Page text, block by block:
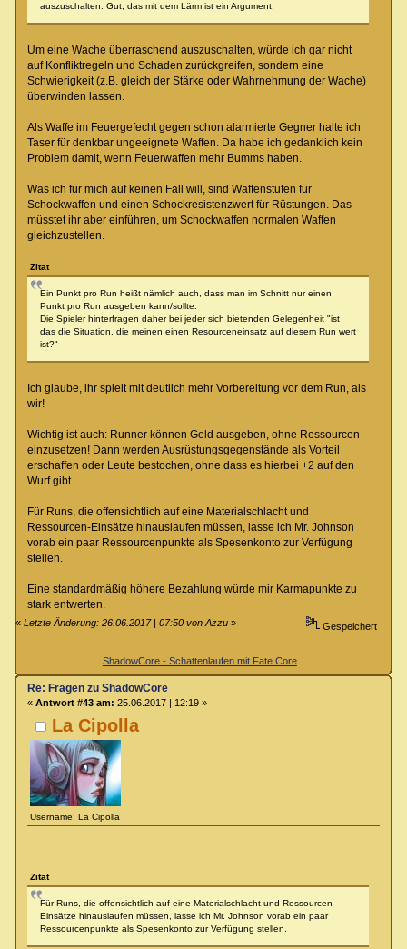
auszuschalten. Gut, das mit dem Lärm ist ein Argument.
Um eine Wache überraschend auszuschalten, würde ich gar nicht
auf Konfliktregeln und Schaden zurückgreifen, sondern eine
Schwierigkeit (z.B. gleich der Stärke oder Wahrnehmung der Wache)
überwinden lassen.
Als Waffe im Feuergefecht gegen schon alarmierte Gegner halte ich
Taser für denkbar ungeeignete Waffen. Da habe ich gedanklich kein
Problem damit, wenn Feuerwaffen mehr Bumms haben.
Was ich für mich auf keinen Fall will, sind Waffenstufen für
Schockwaffen und einen Schockresistenzwert für Rüstungen. Das
müsstet ihr aber einführen, um Schockwaffen normalen Waffen
gleichzustellen.
Zitat
Ein Punkt pro Run heißt nämlich auch, dass man im Schnitt nur einen
Punkt pro Run ausgeben kann/sollte.
Die Spieler hinterfragen daher bei jeder sich bietenden Gelegenheit "ist
das die Situation, die meinen einen Resourceneinsatz auf diesem Run wert
ist?"
Ich glaube, ihr spielt mit deutlich mehr Vorbereitung vor dem Run, als
wir!
Wichtig ist auch: Runner können Geld ausgeben, ohne Ressourcen
einzusetzen! Dann werden Ausrüstungsgegenstände als Vorteil
erschaffen oder Leute bestochen, ohne dass es hierbei +2 auf den
Wurf gibt.
Für Runs, die offensichtlich auf eine Materialschlacht und
Ressourcen-Einsätze hinauslaufen müssen, lasse ich Mr. Johnson
vorab ein paar Ressourcenpunkte als Spesenkonto zur Verfügung
stellen.
Eine standardmäßig höhere Bezahlung würde mir Karmapunkte zu
stark entwerten.
«Letzte Änderung: 26.06.2017 | 07:50 von Azzu » Gespeichert
ShadowCore - Schattenlaufen mit Fate Core
La Cipolla
Username: La Cipolla
Re: Fragen zu ShadowCore
« Antwort #43 am: 25.06.2017 | 12:19 »
Zitat
Für Runs, die offensichtlich auf eine Materialschlacht und Ressourcen-
Einsätze hinauslaufen müssen, lasse ich Mr. Johnson vorab ein paar
Ressourcenpunkte als Spesenkonto zur Verfügung stellen.